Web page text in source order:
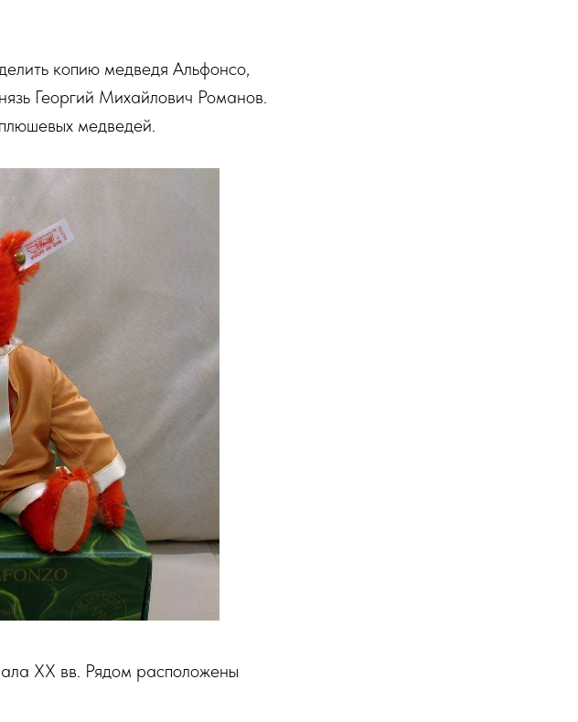
копию медведя Альфонсо,
Георгий Михайлович Романов.
медведей.
XX вв. Рядом расположены